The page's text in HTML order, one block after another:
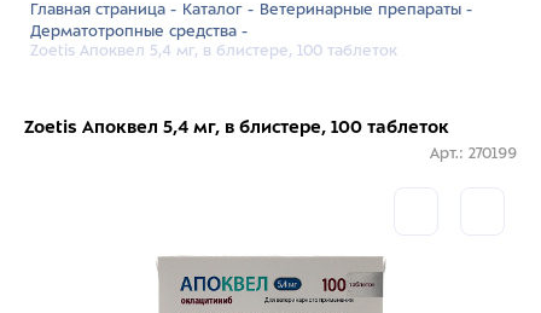
Главная страница - Каталог - Ветеринарные препараты -
Дерматотропные средства -
Zoetis Апоквел 5,4 мг, в блистере, 100 таблеток
Zoetis Апоквел 5,4 мг, в блистере, 100 таблеток
Арт.: 270199